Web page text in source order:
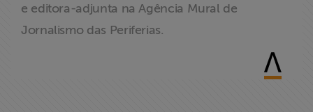
e editora-adjunta na Agência Mural de
Jornalismo das Periferias.